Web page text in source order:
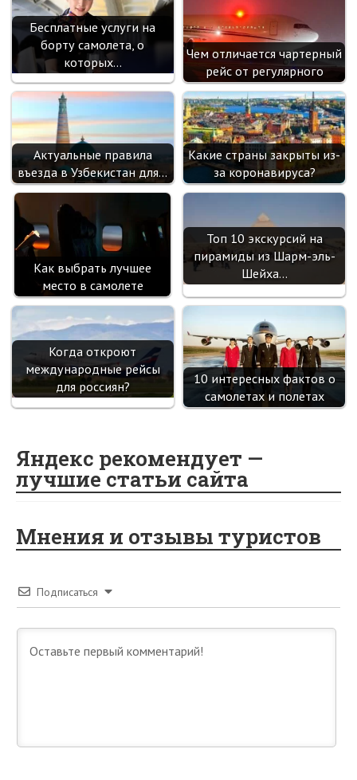
Бесплатные услуги на
борту самолета, о
которых…
Чем отличается чартерный
рейс от регулярного
Актуальные правила
въезда в Узбекистан для…
Какие страны закрыты из-
за коронавируса?
Как выбрать лучшее
место в самолете
Топ 10 экскурсий на
пирамиды из Шарм-эль-
Шейха…
Когда откроют
международные рейсы
для россиян?
10 интересных фактов о
самолетах и полетах
Яндекс рекомендует —
лучшие статьи сайта
Мнения и отзывы туристов
Подписаться